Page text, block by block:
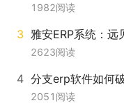
1982阅读
2623阅读
分支erp软件如何
2051 阅读